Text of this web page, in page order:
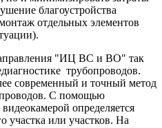
благоустройства
отдельных элементов
"ИЦ ВС и ВО" так
трубопроводов.
современный и точный метод
С помощью
определяется
участка или участков. На